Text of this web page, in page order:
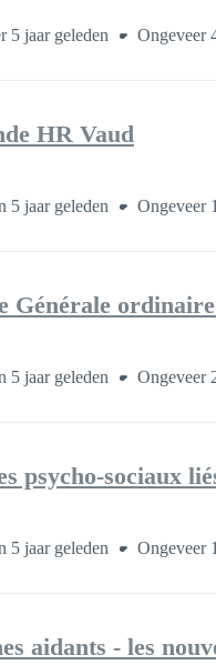
5 jaar geleden Ongeveer
HR Vaud
5 jaar geleden Ongeveer
Générale ordinaire
5 jaar geleden Ongeveer
psycho-sociaux
5 jaar geleden Ongeveer
aidants - les